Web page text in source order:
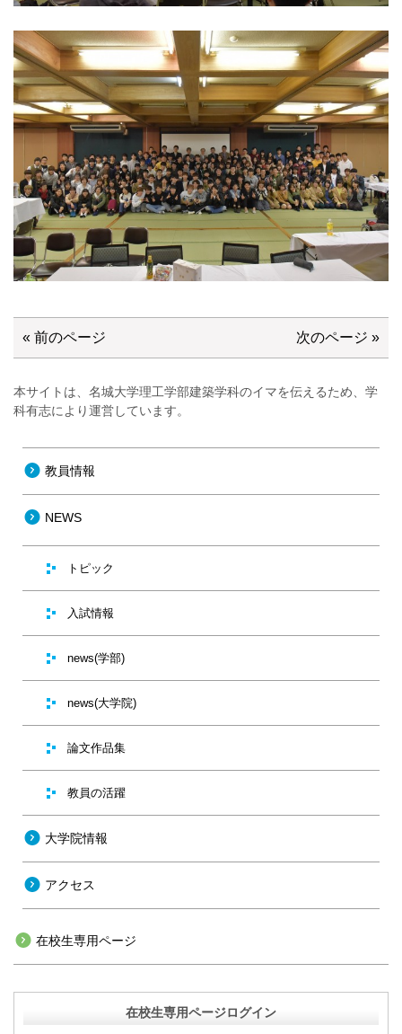
« 前のページ 次のページ »
本サイトは、名城大学理工学部建築学科のイマを伝えるため、学
科有志により運営しています。
教員情報
NEWS
トピック
入試情報
news(学部)
news(大学院)
論文作品集
教員の活躍
大学院情報
アクセス
在校生専用ページ
在校生専用ページログイン